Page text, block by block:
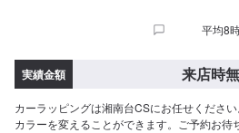
平均8
実績金額 来店時
カーラッピングは湘南台CSにお任せくださ
カラーを変えることができます。ご予約お待